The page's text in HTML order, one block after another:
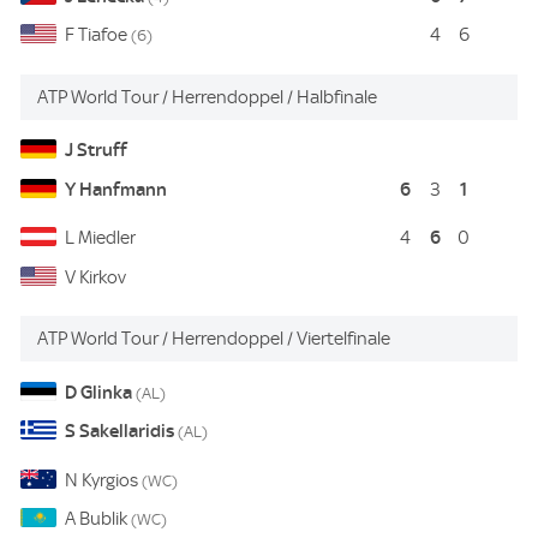
Tiafoe (6) 4 6
ATP World Tour / Herrendoppel / Halbfinale
Struff
Hanfmann
Miedler
Kirkov
6
4
3
6
1
0
ATP World Tour / Herrendoppel / Viertelfinale
Glinka (AL)
Sakellaridis (AL)
Kyrgios (WC)
Bublik (WC)